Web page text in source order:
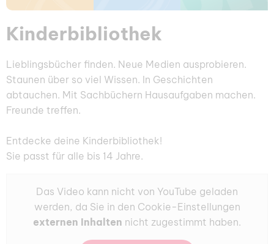
Kinderbibliothek
Lieblingsbücher finden. Neue Medien ausprobieren.
Staunen über so viel Wissen. In Geschichten
abtauchen. Mit Sachbüchern Hausaufgaben machen.
Freunde treffen.
Entdecke deine Kinderbibliothek!
Sie passt für alle bis 14 Jahre.
Das Video kann nicht von YouTube geladen
werden, da Sie in den Cookie-Einstellungen
externen Inhalten nicht zugestimmt haben.